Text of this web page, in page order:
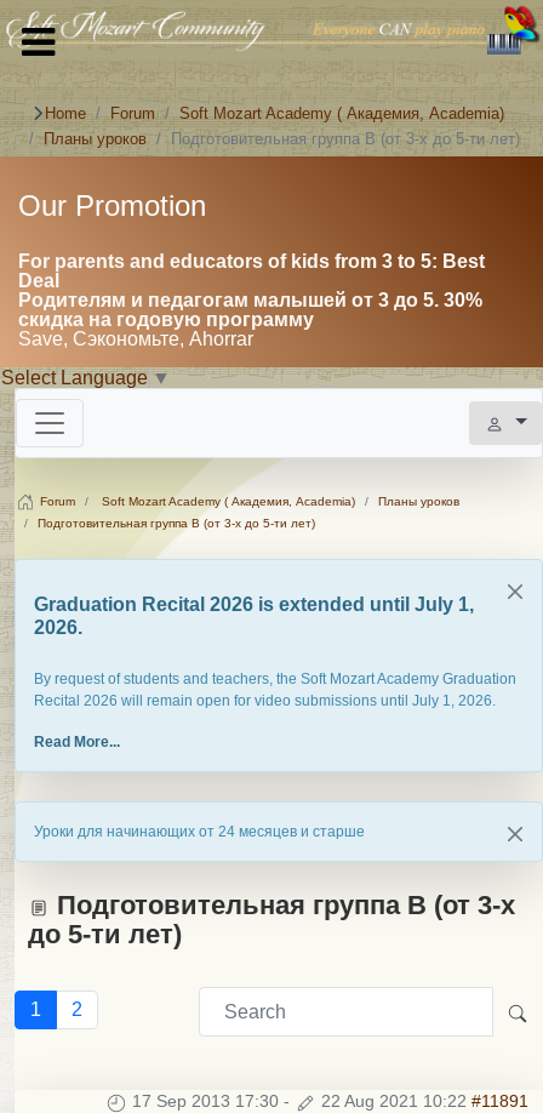
Home Forum
Soft Mozart Academy ( Академия, Academia)
Планы уроков
Подготовительная группа B (от 3-х до 5-ти лет)
Our Promotion
For parents and educators of kids from 3 to 5: Best
Deal
Родителям и педагогам малышей от 3 до 5. 30%
скидка на годовую программу
Save, Сэкономьте, Ahorrar
Select Language▼
Forum Soft Mozart Academy ( Академия, Academia)
Планы уроков
Подготовительная группа B (от 3-х до 5-ти лет)
Graduation Recital 2026 is extended until July 1,
2026.
By request of students and teachers, the Soft Mozart Academy Graduation
Recital 2026 will remain open for video submissions until July 1, 2026.
Read More...
Уроки для начинающих от 24 месяцев и старше
Подготовительная группа B (от 3-х
до 5-ти лет)
1 2
17 Sep 2013 17:30 - 22 Aug 2021 10:22 #11891